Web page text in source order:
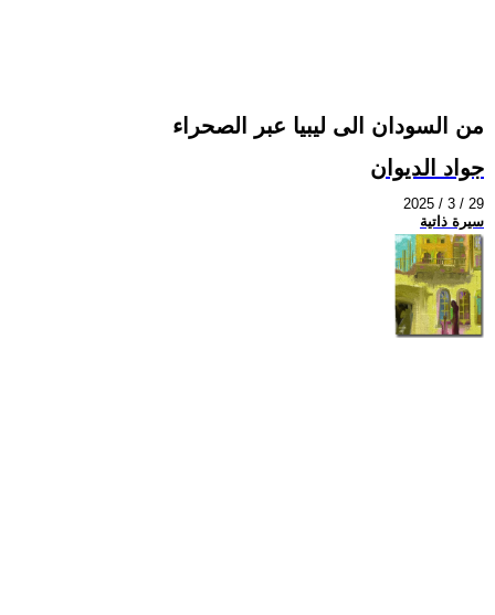
من السودان الى ليبيا عبر الصحراء
جواد الديوان
2025 / 3 / 29
سيرة ذاتية